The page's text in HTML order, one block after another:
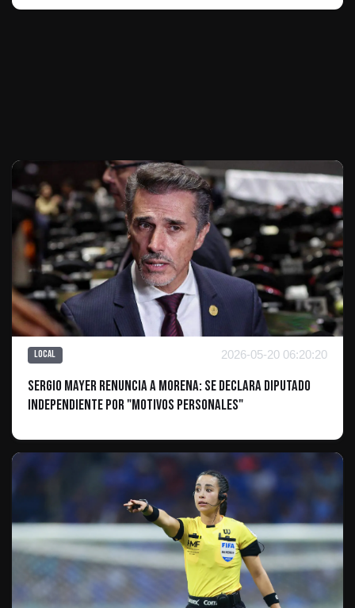
Local 2026-05-20 06:20:20
Sergio Mayer renuncia a Morena: se declara diputado
independiente por "motivos personales"